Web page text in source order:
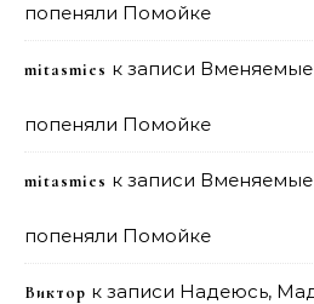
попеняли Помойке
mitasmies к записи Вменяемые
попеняли Помойке
mitasmies к записи Вменяемые
попеняли Помойке
Виктор к записи Надеюсь,